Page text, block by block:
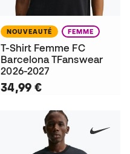
NOUVEAUTÉ FEMME
T-Shirt Femme FC
Barcelona TFanswear
2026-2027
34,99 €